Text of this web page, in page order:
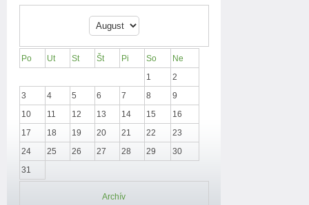
Po Ut St Št Pi So
Ne
1
2
3
4 5 6 7 8
9
10
11 12 13 14 15
16
17
18 19 20 21 22
23
24
25 26 27 28 29
30
31
Archív